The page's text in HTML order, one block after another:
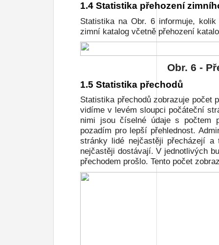
1.4 Statistika přehození
Statistika naObr. 6 informuje,
zimní katalog včetně přehození
Obr. 6 -
1.5 Statistika přechodů
Statistika přechodů zobrazuje počet
vidíme v levém sloupci počáteční
nimi jsou číselné údaje s počtem
pozadím pro lepší přehlednost.
stránky lidé nejčastěji přecházejí a
nejčastěji dostávají. V jednotlivých
přechodem prošlo. Tento počet